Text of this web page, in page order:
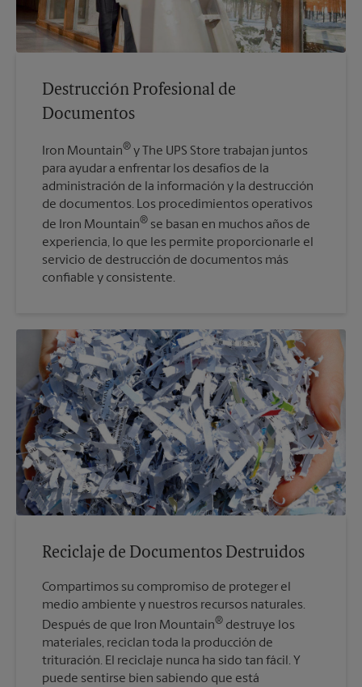
Destrucción Profesional de
Documentos
Iron Mountain® y The UPS Store trabajan juntos
para ayudar a enfrentar los desafíos de la
administración de la información y la destrucción
de documentos. Los procedimientos operativos
de Iron Mountain® se basan en muchos años de
experiencia, lo que les permite proporcionarle el
servicio de destrucción de documentos más
confiable y consistente.
Reciclaje de Documentos Destruidos
Compartimos su compromiso de proteger el
medio ambiente y nuestros recursos naturales.
Después de que Iron Mountain® destruye los
materiales, reciclan toda la producción de
trituración. El reciclaje nunca ha sido tan fácil. Y
puede sentirse bien sabiendo que está